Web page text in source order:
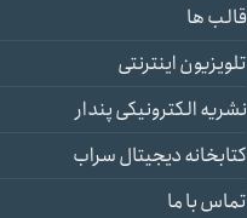
قالب ها
تلویزیون اینترنتی
نشریه الکترونیکی پندار
کتابخانه دیجیتال سراب
تماس با ما